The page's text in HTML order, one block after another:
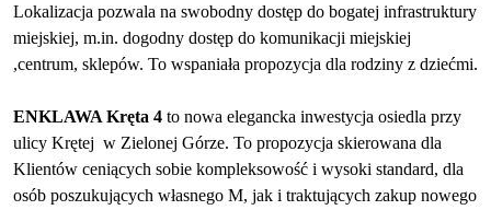
Lokalizacja pozwala na swobodny dostęp do bogatej infrastruktury
miejskiej, m.in. dogodny dostęp do komunikacji miejskiej
,centrum, sklepów. To wspaniała propozycja dla rodziny z dziećmi.
ENKLAWA Kręta 4 to nowa elegancka inwestycja osiedla przy
ulicy Krętej w Zielonej Górze. To propozycja skierowana dla
Klientów ceniących sobie kompleksowość i wysoki standard, dla
osób poszukujących własnego M, jak i traktujących zakup nowego